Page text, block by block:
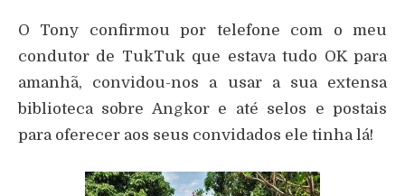
O Tony confirmou por telefone com o meu
condutor de TukTuk que estava tudo OK para
amanhã, convidou-nos a usar a sua extensa
biblioteca sobre Angkor e até selos e postais
para oferecer aos seus convidados ele tinha lá!